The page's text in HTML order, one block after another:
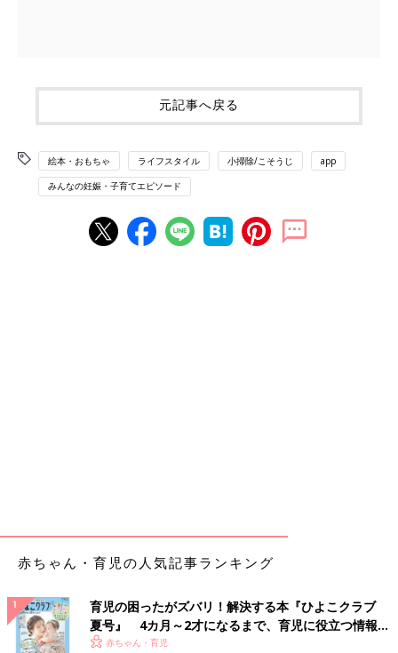
元記事へ戻る
絵本・おもちゃ ライフスタイル 小掃除/こそうじ app
みんなの妊娠・子育てエピソード
赤ちゃん・育児の人気記事ランキング
育児の困ったがズバリ！解決する本『ひよこクラブ
夏号』 4カ月～2才になるまで、育児に役立つ情報が
いっぱい！
赤ちゃん・育児